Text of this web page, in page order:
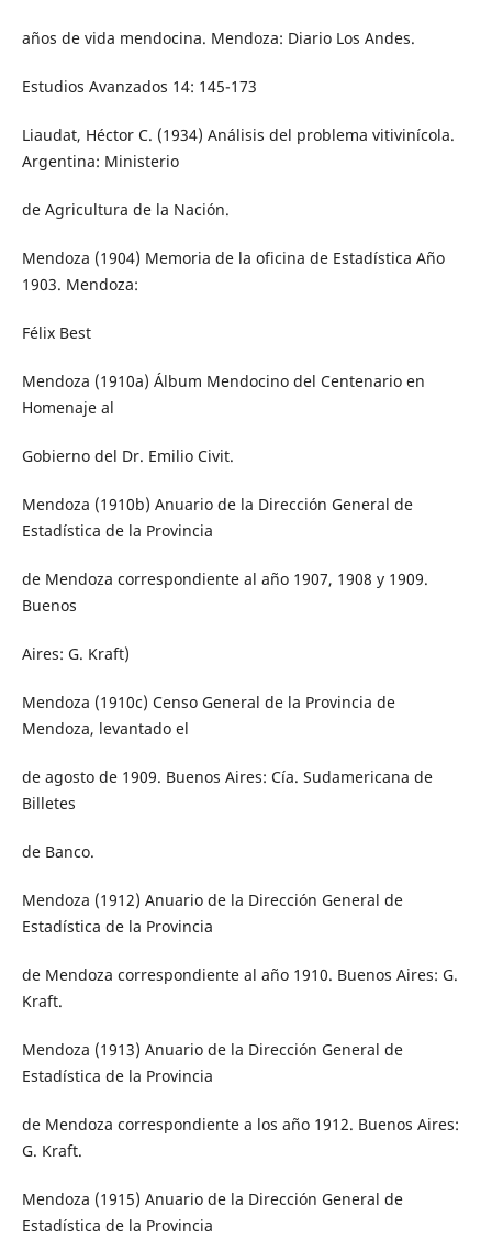
años de vida mendocina. Mendoza: Diario Los Andes.
Estudios Avanzados 14: 145-173
Liaudat, Héctor C. (1934) Análisis del problema vitivinícola.
Argentina: Ministerio
de Agricultura de la Nación.
Mendoza (1904) Memoria de la oficina de Estadística Año
1903. Mendoza:
Félix Best
Mendoza (1910a) Álbum Mendocino del Centenario en
Homenaje al
Gobierno del Dr. Emilio Civit.
Mendoza (1910b) Anuario de la Dirección General de
Estadística de la Provincia
de Mendoza correspondiente al año 1907, 1908 y 1909.
Buenos
Aires: G. Kraft)
Mendoza (1910c) Censo General de la Provincia de
Mendoza, levantado el
de agosto de 1909. Buenos Aires: Cía. Sudamericana de
Billetes
de Banco.
Mendoza (1912) Anuario de la Dirección General de
Estadística de la Provincia
de Mendoza correspondiente al año 1910. Buenos Aires: G.
Kraft.
Mendoza (1913) Anuario de la Dirección General de
Estadística de la Provincia
de Mendoza correspondiente a los año 1912. Buenos Aires:
G. Kraft.
Mendoza (1915) Anuario de la Dirección General de
Estadística de la Provincia